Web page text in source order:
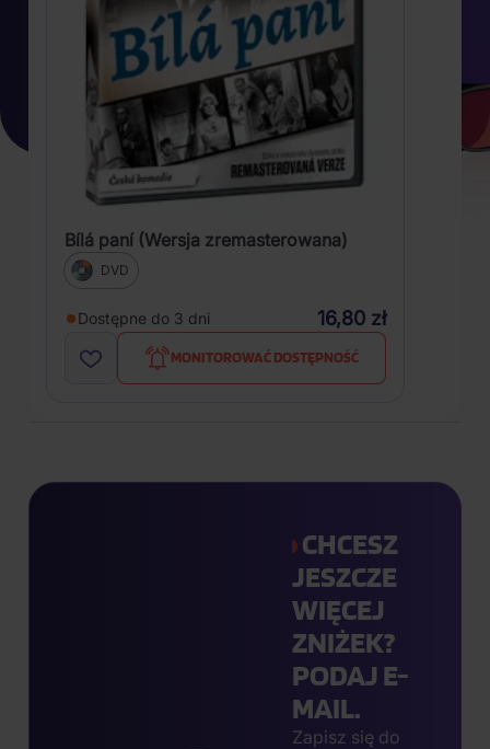
Bílá paní (Wersja zremasterowana)
DVD
Dostępne do 3 dni 16,80 zł
MONITOROWAĆ DOSTĘPNOŚĆ
CHCESZ
JESZCZE
WIĘCEJ
ZNIŻEK?
PODAJ E-
MAIL.
Zapisz się do